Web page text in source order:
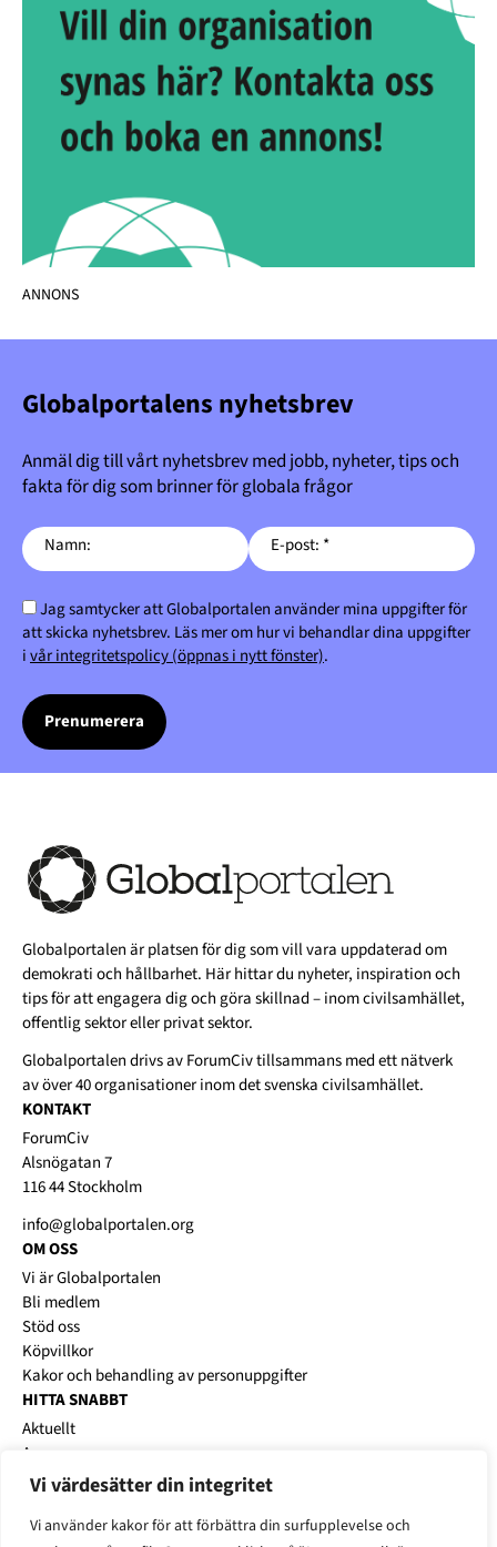
Vi värdesätter din integritet
Vi använder kakor för att förbättra din surfupplevelse och
ANNONS
Globalportalens nyhetsbrev
Anmäl dig till vårt nyhetsbrev med jobb, nyheter, tips och
fakta för dig som brinner för globala frågor
Namn: E-post: *
Jag samtycker att Globalportalen använder mina uppgifter för
att skicka nyhetsbrev. Läs mer om hur vi behandlar dina uppgifter
ivår integritetspolicy (öppnas i nytt fönster).
Globalportalen är platsen för dig som vill vara uppdaterad om
demokrati och hållbarhet. Här hittar du nyheter, inspiration och
tips för att engagera dig och göra skillnad – inom civilsamhället,
offentlig sektor eller privat sektor.
Globalportalen drivs avForumCivtillsammans med ett nätverk
av över 40 organisationer inom det svenska civilsamhället.
KONTAKT
ForumCiv
Alsnögatan 7
116 44 Stockholm
info@globalportalen.org
OM OSS
Vi är Globalportalen
Bli medlem
Stöd oss
Köpvillkor
Kakor och behandling av personuppgifter
HITTA SNABBT
Aktuellt
Annonsera
Platsbanken